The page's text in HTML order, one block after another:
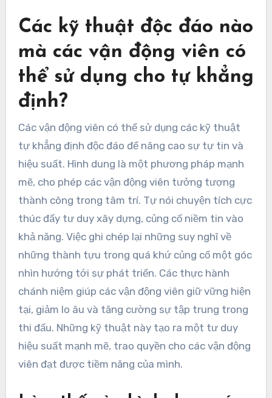
Các kỹ thuật độc đáo nào
mà các vận động viên có
thể sử dụng cho tự khẳng
định?
Các vận động viên có thể sử dụng các kỹ thuật
tự khẳng định độc đáo để nâng cao sự tự tin và
hiệu suất. Hình dung là một phương pháp mạnh
mẽ, cho phép các vận động viên tưởng tượng
thành công trong tâm trí. Tự nói chuyện tích cực
thúc đẩy tư duy xây dựng, củng cố niềm tin vào
khả năng. Việc ghi chép lại những suy nghĩ về
những thành tựu trong quá khứ củng cố một góc
nhìn hướng tới sự phát triển. Các thực hành
chánh niệm giúp các vận động viên giữ vững hiện
tại, giảm lo âu và tăng cường sự tập trung trong
thi đấu. Những kỹ thuật này tạo ra một tư duy
hiệu suất mạnh mẽ, trao quyền cho các vận động
viên đạt được tiềm năng của mình.